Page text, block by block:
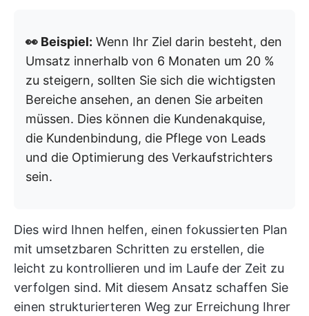
👀 Beispiel: Wenn Ihr Ziel darin besteht, den
Umsatz innerhalb von 6 Monaten um 20 %
zu steigern, sollten Sie sich die wichtigsten
Bereiche ansehen, an denen Sie arbeiten
müssen. Dies können die Kundenakquise,
die Kundenbindung, die Pflege von Leads
und die Optimierung des Verkaufstrichters
sein.
Dies wird Ihnen helfen, einen fokussierten Plan
mit umsetzbaren Schritten zu erstellen, die
leicht zu kontrollieren und im Laufe der Zeit zu
verfolgen sind. Mit diesem Ansatz schaffen Sie
einen strukturierteren Weg zur Erreichung Ihrer